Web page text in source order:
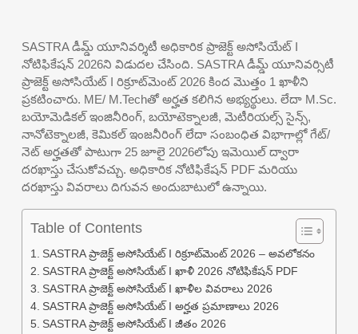
SASTRA డీమ్డ్ యూనివర్శిటీ అధికారిక ప్రాజెక్ట్ అసోసియేట్ I
నోటిఫికేషన్ 2026ని విడుదల చేసింది. SASTRA డీమ్డ్ యూనివర్సిటీ
ప్రాజెక్ట్ అసోసియేట్ I రిక్రూట్‌మెంట్ 2026 కింద మొత్తం 1 ఖాళీని
ప్రకటించారు. ME/ M.Techతో అర్హత కలిగిన అభ్యర్థులు. లేదా M.Sc.
బయోమెడికల్ ఇంజినీరింగ్, బయోటెక్నాలజీ, మెటీరియల్స్ సైన్స్,
నానోటెక్నాలజీ, కెమికల్ ఇంజనీరింగ్ లేదా సంబంధిత విభాగాల్లో గేట్/
నెట్ అర్హతతో పాటుగా 25 జూలై 2026లోపు ఇమెయిల్ ద్వారా
దరఖాస్తు చేసుకోవచ్చు. అధికారిక నోటిఫికేషన్ PDF మరియు
దరఖాస్తు వివరాలు దిగువన అందుబాటులో ఉన్నాయి.
Table of Contents
SASTRA ప్రాజెక్ట్ అసోసియేట్ I రిక్రూట్‌మెంట్ 2026 – అవలోకనం
SASTRA ప్రాజెక్ట్ అసోసియేట్ I ఖాళీ 2026 నోటిఫికేషన్ PDF
SASTRA ప్రాజెక్ట్ అసోసియేట్ I ఖాళీల వివరాలు 2026
SASTRA ప్రాజెక్ట్ అసోసియేట్ I అర్హత ప్రమాణాలు 2026
SASTRA ప్రాజెక్ట్ అసోసియేట్ I జీతం 2026